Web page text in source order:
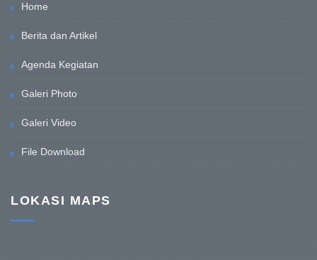
Home
Berita dan Artikel
Agenda Kegiatan
Galeri Photo
Galeri Video
File Download
LOKASI MAPS